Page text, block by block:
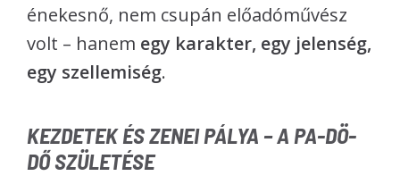
énekesnő, nem csupán előadóművész
volt – hanem egy karakter, egy jelenség,
egy szellemiség.
KEZDETEK ÉS ZENEI PÁLYA – A PA-DÖ-
DŐ SZÜLETÉSE